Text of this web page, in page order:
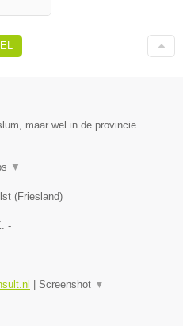
maar wel in de provincie
▼
(Friesland)
-
Screenshot ▼